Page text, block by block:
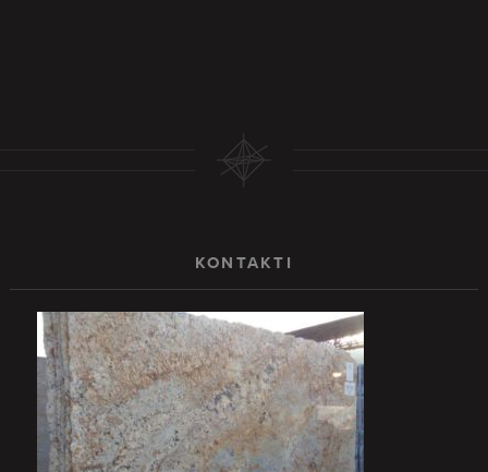
KONTAKTI